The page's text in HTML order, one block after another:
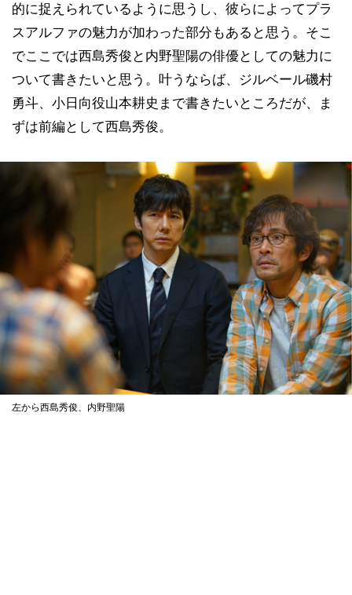
的に捉えられているように思うし、彼らによってプラ
スアルファの魅力が加わった部分もあると思う。そこ
でここでは西島秀俊と内野聖陽の俳優としての魅力に
ついて書きたいと思う。叶うならば、ジルベール磯村
勇斗、小日向役山本耕史まで書きたいところだが、ま
ずは前編として西島秀俊。
左から西島秀俊、内野聖陽